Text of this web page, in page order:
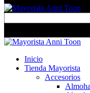
Inicio
Tienda Mayorista
Accesorios